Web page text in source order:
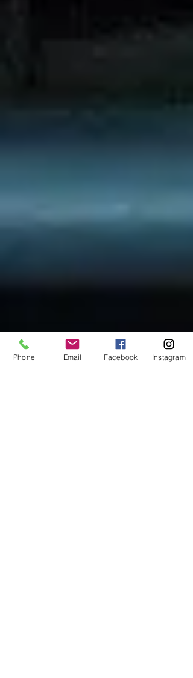
Phone Email Facebook Instagram